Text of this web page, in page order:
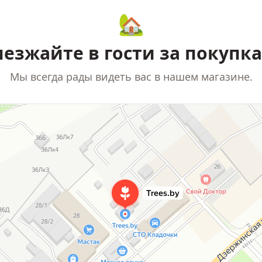
🏡
в гости за
Мы всегда рады видеть вас в нашем магазине.